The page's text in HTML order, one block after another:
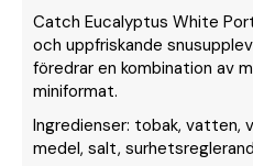
Catch Eucalyptus White
och uppfriskande
föredrar en kombination av
miniformat.
Ingredienser: tobak, vatten,
medel, salt,